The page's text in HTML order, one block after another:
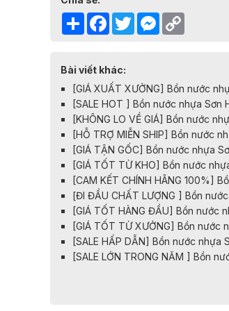
Share Facebook
TwitterMessenger
Bài viết khác:
[GIÁ XUẤT XƯỞNG] Bồn nước
[SALE HOT ] Bồn nước nhựa
[KHÔNG LO VỀ GIÁ] Bồn nước
[HỖ TRỢ MIỄN SHIP] Bồn nước
[GIÁ TẬN GỐC] Bồn nước nhựa
[GIÁ TỐT TỪ KHO] Bồn nước
[CAM KẾT CHÍNH HÃNG 100%]
[ĐI ĐẦU CHẤT LƯỢNG ] Bồn
[GIÁ TỐT HÀNG ĐẦU] Bồn nước
[GIÁ TỐT TỪ XƯỞNG] Bồn nước
[SALE HẤP DẪN] Bồn nước nhựa
[SALE LỚN TRONG NĂM ] Bồn